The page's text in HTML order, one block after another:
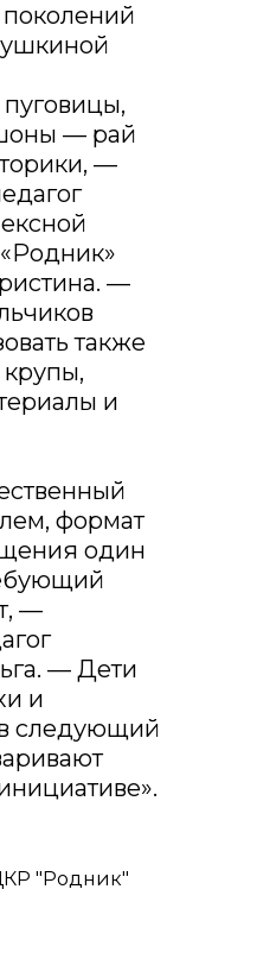
— рай
—
—
также
и
формат
один
—
— Дети
и
следующий
"Родник"